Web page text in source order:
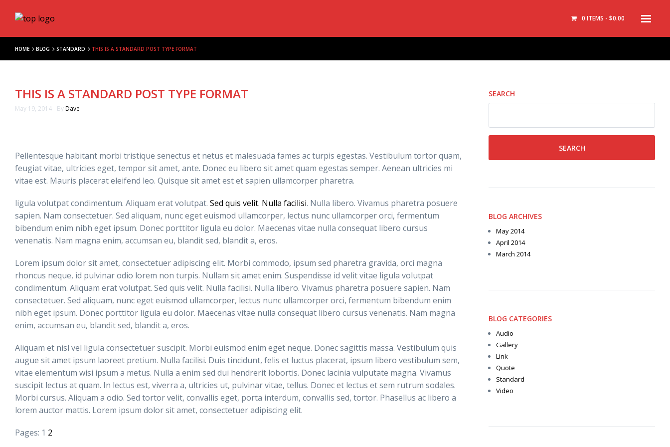
0 ITEMS $0.00
HOME BLOG STANDARD THIS IS A STANDARD POST TYPE FORMAT
THIS IS A STANDARD POST TYPE FORMAT
May 19, 2014 - ByDave
Pellentesque habitant morbi tristique senectus et netus et malesuada fames ac turpis egestas. Vestibulum tortor quam,
feugiat vitae, ultricies eget, tempor sit amet, ante. Donec eu libero sit amet quam egestas semper. Aenean ultricies mi
vitae est. Mauris placerat eleifend leo. Quisque sit amet est et sapien ullamcorper pharetra.
ligula volutpat condimentum. Aliquam erat volutpat. Sed quis velit. Nulla facilisi. Nulla libero. Vivamus pharetra posuere
sapien. Nam consectetuer. Sed aliquam, nunc eget euismod ullamcorper, lectus nunc ullamcorper orci, fermentum
bibendum enim nibh eget ipsum. Donec porttitor ligula eu dolor. Maecenas vitae nulla consequat libero cursus
venenatis. Nam magna enim, accumsan eu, blandit sed, blandit a, eros.
Lorem ipsum dolor sit amet, consectetuer adipiscing elit. Morbi commodo, ipsum sed pharetra gravida, orci magna
rhoncus neque, id pulvinar odio lorem non turpis. Nullam sit amet enim. Suspendisse id velit vitae ligula volutpat
condimentum. Aliquam erat volutpat. Sed quis velit. Nulla facilisi. Nulla libero. Vivamus pharetra posuere sapien. Nam
consectetuer. Sed aliquam, nunc eget euismod ullamcorper, lectus nunc ullamcorper orci, fermentum bibendum enim
nibh eget ipsum. Donec porttitor ligula eu dolor. Maecenas vitae nulla consequat libero cursus venenatis. Nam magna
enim, accumsan eu, blandit sed, blandit a, eros.
Aliquam et nisl vel ligula consectetuer suscipit. Morbi euismod enim eget neque. Donec sagittis massa. Vestibulum quis
augue sit amet ipsum laoreet pretium. Nulla facilisi. Duis tincidunt, felis et luctus placerat, ipsum libero vestibulum sem,
vitae elementum wisi ipsum a metus. Nulla a enim sed dui hendrerit lobortis. Donec lacinia vulputate magna. Vivamus
suscipit lectus at quam. In lectus est, viverra a, ultricies ut, pulvinar vitae, tellus. Donec et lectus et sem rutrum sodales.
Morbi cursus. Aliquam a odio. Sed tortor velit, convallis eget, porta interdum, convallis sed, tortor. Phasellus ac libero a
lorem auctor mattis. Lorem ipsum dolor sit amet, consectetuer adipiscing elit.
Pages: 1 2
SEARCH
BLOG ARCHIVES
May 2014
April 2014
March 2014
BLOG CATEGORIES
Audio
Gallery
Link
Quote
Standard
Video